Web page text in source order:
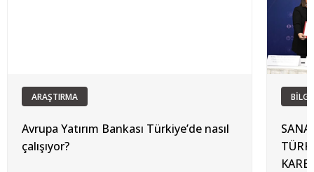
ARAŞTIRMA
Avrupa Yatırım Bankası Türkiye’de nasıl
çalışıyor?